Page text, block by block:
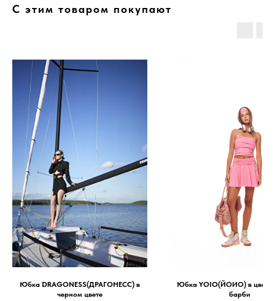
С этим товаром покупают
Юбка DRAGONESS(ДРАГОНЕСС) в
черном цвете
Юбка YOIO(ЙОИО) в цвете
барби